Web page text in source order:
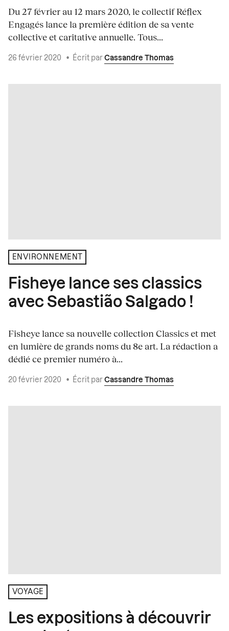
Du 27 février au 12 mars 2020, le collectif Réflex
Engagés lance la première édition de sa vente
collective et caritative annuelle. Tous...
26 février 2020 • Écrit par Cassandre Thomas
ENVIRONNEMENT
Fisheye lance ses classics
avec Sebastião Salgado !
Fisheye lance sa nouvelle collection Classics et met
en lumière de grands noms du 8e art. La rédaction a
dédié ce premier numéro à...
20 février 2020 • Écrit par Cassandre Thomas
VOYAGE
Les expositions à découvrir